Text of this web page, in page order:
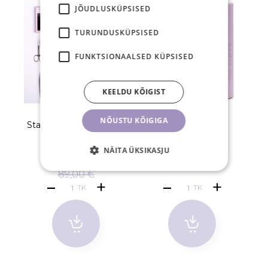
Stardikomplekt RISING
80,10 €
89,00 €
TK
Ripsmepesuvaht
13,90 €
TK
JÕUDLUSKÜPSISED
TURUNDUSKÜPSISED
FUNKTSIONAALSED KÜPSISED
NÕUSTU KÕIGIGA
KEELDU KÕIGIST
NÄITA ÜKSIKASJU